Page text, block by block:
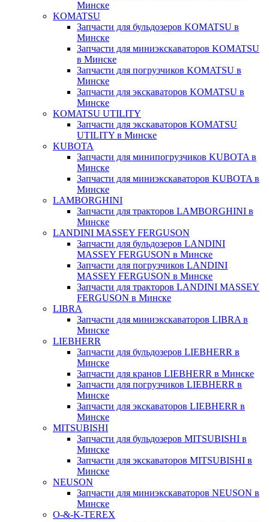
Минске
KOMATSU
Запчасти для бульдозеров KOMATSU в
Минске
Запчасти для миниэкскаваторов KOMATSU
в Минске
Запчасти для погрузчиков KOMATSU в
Минске
Запчасти для экскаваторов KOMATSU в
Минске
KOMATSU UTILITY
Запчасти для экскаваторов KOMATSU
UTILITY в Минске
KUBOTA
Запчасти для минипогрузчиков KUBOTA в
Минске
Запчасти для миниэкскаваторов KUBOTA в
Минске
LAMBORGHINI
Запчасти для тракторов LAMBORGHINI в
Минске
LANDINI MASSEY FERGUSON
Запчасти для бульдозеров LANDINI
MASSEY FERGUSON в Минске
Запчасти для погрузчиков LANDINI
MASSEY FERGUSON в Минске
Запчасти для тракторов LANDINI MASSEY
FERGUSON в Минске
LIBRA
Запчасти для миниэкскаваторов LIBRA в
Минске
LIEBHERR
Запчасти для бульдозеров LIEBHERR в
Минске
Запчасти для кранов LIEBHERR в Минске
Запчасти для погрузчиков LIEBHERR в
Минске
Запчасти для экскаваторов LIEBHERR в
Минске
MITSUBISHI
Запчасти для бульдозеров MITSUBISHI в
Минске
Запчасти для экскаваторов MITSUBISHI в
Минске
NEUSON
Запчасти для миниэкскаваторов NEUSON в
Минске
O-&-K-TEREX